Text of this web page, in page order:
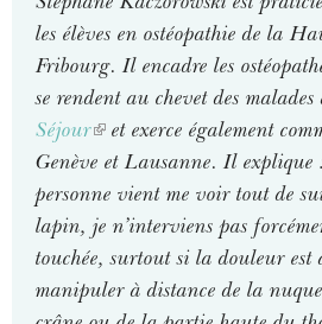
les élèves en ostéopathie de la
Fribourg. Il encadre les
se rendent au chevet des malades
Séjour(
l
i
n
k
i
et exerce également
Genève et Lausanne. Il explique
personne vient me voir tout de
lapin, je n’interviens pas
touchée, surtout si la douleur est
manipuler à distance de la